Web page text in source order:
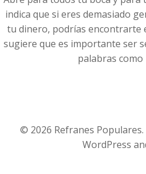
indica que si eres demasiado
tu dinero, podrías encontrarte
sugiere que es importante ser
palabras como
© 2026 Refranes
WordPress